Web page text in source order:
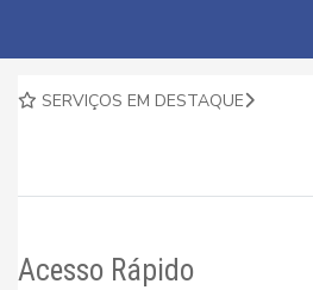
SERVIÇOS EM DESTAQUE
Acesso Rápido